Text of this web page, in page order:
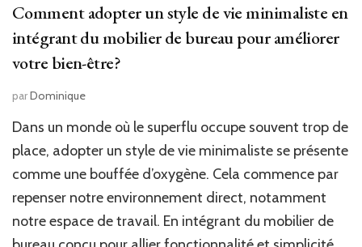
Comment adopter un style de vie minimaliste en
intégrant du mobilier de bureau pour améliorer
votre bien-être?
parDominique
Dans un monde où le superflu occupe souvent trop de
place, adopter un style de vie minimaliste se présente
comme une bouffée d’oxygène. Cela commence par
repenser notre environnement direct, notamment
notre espace de travail. En intégrant du mobilier de